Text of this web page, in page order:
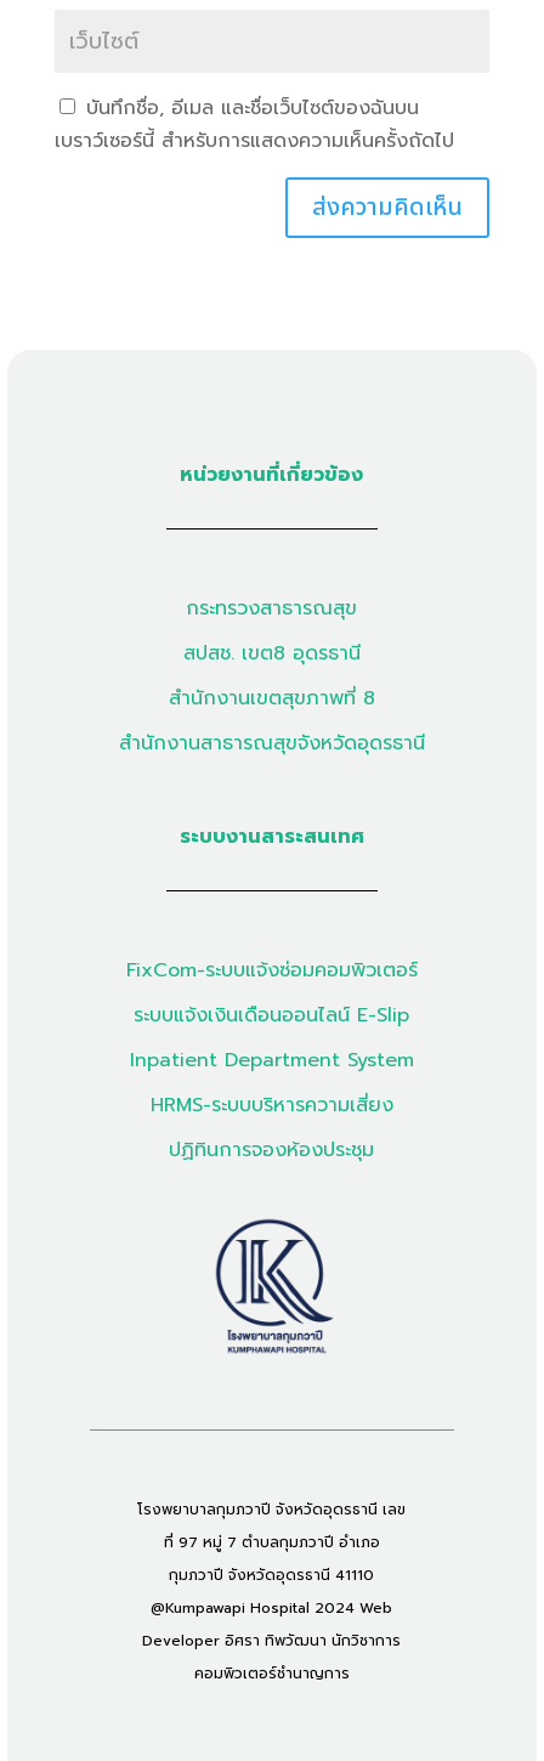
บันทึกชื่อ, อีเมล และชื่อเว็บไซต์ของฉันบน
เบราว์เซอร์นี้ สำหรับการแสดงความเห็นครั้งถัดไป
หน่วยงานที่เกี่ยวข้อง
กระทรวงสาธารณสุข
สปสช. เขต8 อุดรธานี
สำนักงานเขตสุขภาพที่ 8
สำนักงานสาธารณสุขจังหวัดอุดรธานี
ระบบงานสาระสนเทศ
FixCom-ระบบแจ้งซ่อมคอมพิวเตอร์
ระบบแจ้งเงินเดือนออนไลน์ E-Slip
Inpatient Department System
HRMS-ระบบบริหารความเสี่ยง
ปฏิทินการจองห้องประชุม
โรงพยาบาลกุมภวาปี จังหวัดอุดรธานี เลข
ที่ 97 หมู่ 7 ตำบลกุมภวาปี อำเภอ
กุมภวาปี จังหวัดอุดรธานี 41110
@Kumpawapi Hospital 2024 Web
Developer อิศรา ทิพวัฒนา นักวิชาการ
คอมพิวเตอร์ชำนาญการ